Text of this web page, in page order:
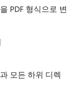
PDF 형식으로 변
모든 하위 디렉